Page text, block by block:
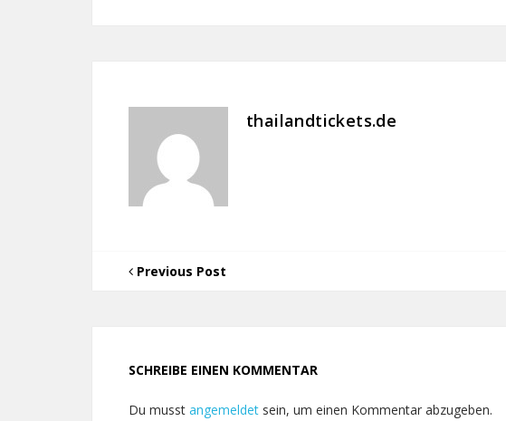
thailandtickets.de
Previous Post
SCHREIBE EINEN KOMMENTAR
Du musst angemeldet sein, um einen Kommentar abzugeben.